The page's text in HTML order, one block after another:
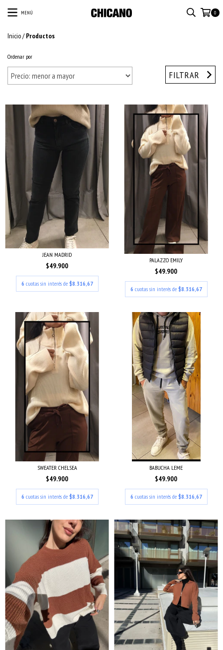
MENÚ 0
Inicio/ Productos
Ordenar por
FILTRAR
JEAN MADRID
$49.900
6 cuotas sin interés de $8.316,67
PALAZZO EMILY
$49.900
6 cuotas sin interés de $8.316,67
SWEATER CHELSEA
$49.900
6 cuotas sin interés de $8.316,67
BABUCHA LEME
$49.900
6 cuotas sin interés de $8.316,67